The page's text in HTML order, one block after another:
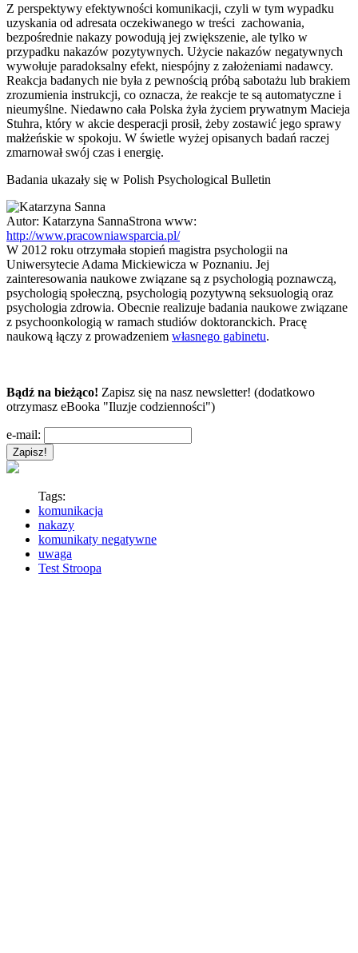
Z perspektywy efektywności komunikacji, czyli w tym wypadku
uzyskania od adresata oczekiwanego w treści zachowania,
bezpośrednie nakazy powodują jej zwiększenie, ale tylko w
przypadku nakazów pozytywnych. Użycie nakazów negatywnych
wywołuje paradoksalny efekt, niespójny z założeniami nadawcy.
Reakcja badanych nie była z pewnością próbą sabotażu lub brakiem
zrozumienia instrukcji, co oznacza, że reakcje te są automatyczne i
nieumyślne. Niedawno cała Polska żyła życiem prywatnym Macieja
Stuhra, który w akcie desperacji prosił, żeby zostawić jego sprawy
małżeńskie w spokoju. W świetle wyżej opisanych badań raczej
zmarnował swój czas i energię.
Badania ukazały się w Polish Psychological Bulletin
Autor: Katarzyna SannaStrona www:
http://www.pracowniawsparcia.pl/
W 2012 roku otrzymała stopień magistra psychologii na
Uniwersytecie Adama Mickiewicza w Poznaniu. Jej
zainteresowania naukowe związane są z psychologią poznawczą,
psychologią społeczną, psychologią pozytywną seksuologią oraz
psychologia zdrowia. Obecnie realizuje badania naukowe związane
z psychoonkologią w ramach studiów doktoranckich. Pracę
naukową łączy z prowadzeniem własnego gabinetu.
Bądź na bieżąco! Zapisz się na nasz newsletter! (dodatkowo
otrzymasz eBooka "Iluzje codzienności")
e-mail:
Tags:
komunikacja
nakazy
komunikaty negatywne
uwaga
Test Stroopa